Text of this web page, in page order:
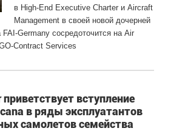
в High-End Executive Charter и Aircraft
Management в своей новой дочерней
FAI-Germany сосредоточится на Air
Contract Services
вступление
в ряды эксплуатантов
самолетов семейства